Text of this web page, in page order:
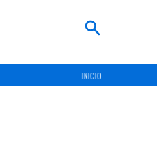
INICIO